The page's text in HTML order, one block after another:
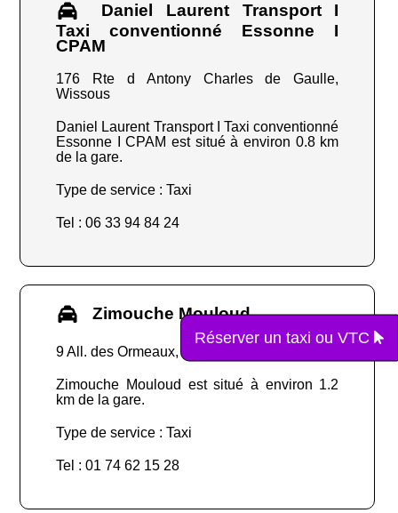
Daniel Laurent Transport I
Taxi conventionné Essonne I
CPAM
176 Rte d Antony Charles de Gaulle,
Wissous
Daniel Laurent Transport I Taxi conventionné
Essonne I CPAM est situé à environ 0.8 km
de la gare.
Type de service : Taxi
Tel : 06 33 94 84 24
Zimouche Mouloud
9 All. des Ormeaux, Antony
Zimouche Mouloud est situé à environ 1.2
km de la gare.
Type de service : Taxi
Tel : 01 74 62 15 28
Réserver un taxi ou VTC